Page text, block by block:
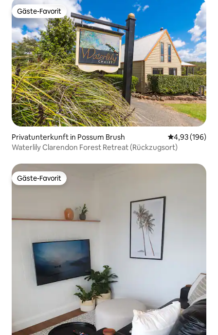
Gäste-Favorit
Gäste-Favorit
Privatunterkunft in Possum Brush
4,93 (196)
Waterlily Clarendon Forest Retreat (Rückzugsort)
Gäste-Favorit
Gäste-Favorit